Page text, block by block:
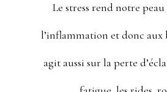
Le stress rend notre
l’inflammation et donc aux
agit aussi sur la perte